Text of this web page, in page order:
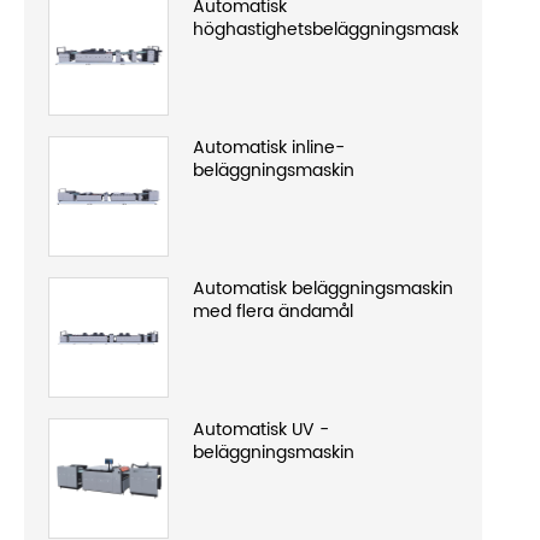
Automatisk
höghastighetsbeläggningsmaskin
Automatisk inline-
beläggningsmaskin
Automatisk beläggningsmaskin
med flera ändamål
Automatisk UV -
beläggningsmaskin